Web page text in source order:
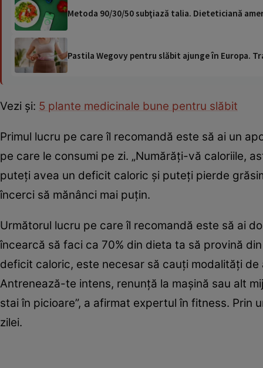
Metoda 90/30/50 subţiază talia. Dieteticiană
Pastila Wegovy pentru slăbit ajunge în Europa.
Vezi și: 5 plante medicinale bune pentru slăbit
Primul lucru pe care îl recomandă este să ai un
pe care le consumi pe zi. „Numărăți-vă caloriile,
puteți avea un deficit caloric și puteți pierde
încerci să mănânci mai puțin.
Următorul lucru pe care îl recomandă este să ai
încearcă să faci ca 70% din dieta ta să provină
deficit caloric, este necesar să cauţi modalități
Antrenează-te intens, renunţă la mașină sau alt
stai în picioare”, a afirmat expertul în fitness.
zilei.